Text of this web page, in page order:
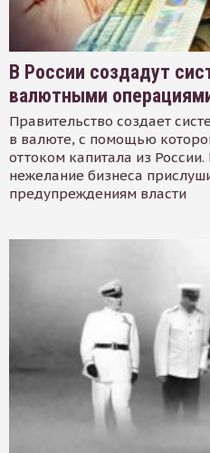
В России создадут
валютными
Правительство создает
в валюте, с помощью
оттоком капитала из
нежелание бизнеса
предупреждениям власти